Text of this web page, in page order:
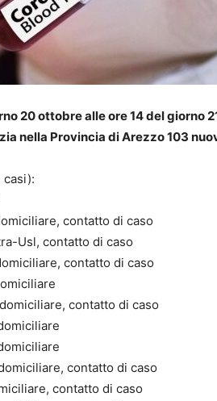
20 ottobre alle ore 14 del giorno
nella Provincia di Arezzo 103
casi):
contatto di caso
Usl, contatto di caso
contatto di caso
contatto di caso
contatto di caso
contatto di caso